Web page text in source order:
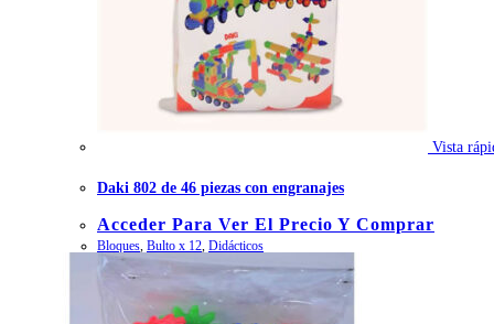
Vista
Daki 802 de 46 piezas con engranajes
Acceder Para Ver El Precio Y Comprar
Bloques, Bulto x 12, Didácticos